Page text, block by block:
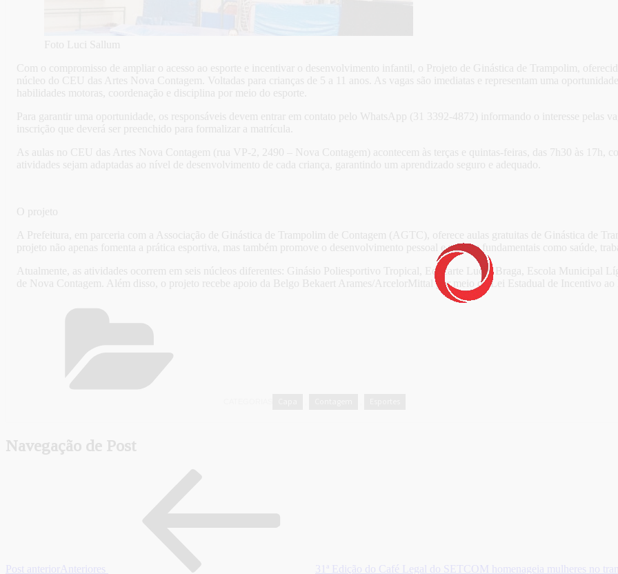
Foto Luci Sallum
Com o compromisso de ampliar o acesso ao esporte e incentivar o desenvolvimento infantil, o Projeto de Ginástica de Trampolim,
núcleo do CEU das Artes Nova Contagem. Voltadas para crianças de 5 a 11 anos. As vagas são imediatas e representam uma
habilidades motoras, coordenação e disciplina por meio do esporte.
Para garantir uma oportunidade, os responsáveis devem entrar em contato pelo WhatsApp (31 3392-4872) informando o interesse pelas
inscrição que deverá ser preenchido para formalizar a matrícula.
As aulas no CEU das Artes Nova Contagem (rua VP-2, 2490 – Nova Contagem) acontecem às terças e quintas-feiras, das 7h30 às 17h,
atividades sejam adaptadas ao nível de desenvolvimento de cada criança, garantindo um aprendizado seguro e adequado.
O projeto
A Prefeitura, em parceria com a Associação de Ginástica de Trampolim de Contagem (AGTC), oferece aulas gratuitas de Ginástica de
projeto não apenas fomenta a prática esportiva, mas também promove o desenvolvimento pessoal e valores fundamentais como saúde,
Atualmente, as atividades ocorrem em seis núcleos diferentes: Ginásio Poliesportivo Tropical, Educarte Lucas Braga, Escola Municipal
de Nova Contagem. Além disso, o projeto recebe apoio da Belgo Bekaert Arames/ArcelorMittal por meio da Lei Estadual de Incentivo ao
Navegação de Post
Post anterior Anteriores 31ª Edição do Café Legal do SETCOM homenageia mulheres no